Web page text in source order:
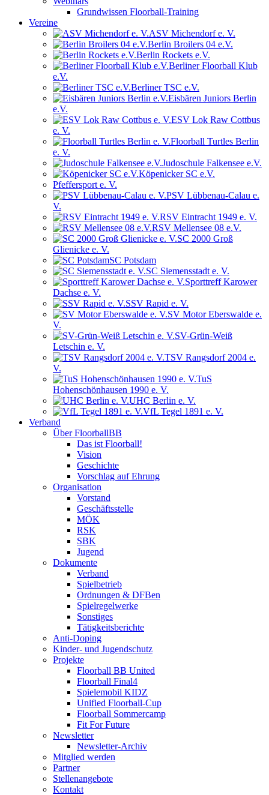
Grundwissen Floorball-Training
Vereine
ASV Michendorf e. V.
Berlin Broilers 04 e.V.
Berlin Rockets e.V.
Berliner Floorball Klub
e.V.
Berliner TSC e.V.
Eisbären Juniors Berlin
e.V.
ESV Lok Raw Cottbus
e. V.
Floorball Turtles Berlin
e. V.
Judoschule Falkensee e.V.
Köpenicker SC e.V.
Pfeffersport e. V.
PSV Lübbenau-Calau e.
V.
RSV Eintracht 1949 e. V.
RSV Mellensee 08 e.V.
SC 2000 Groß
Glienicke e. V.
SC Potsdam
SC Siemensstadt e. V.
Sporttreff Karower
Dachse e. V.
SSV Rapid e. V.
SV Motor Eberswalde e.
V.
SV-Grün-Weiß
Letschin e. V.
TSV Rangsdorf 2004 e.
V.
TuS
Hohenschönhausen 1990 e. V.
UHC Berlin e. V.
VfL Tegel 1891 e. V.
Verband
Über FloorballBB
Das ist Floorball!
Vision
Geschichte
Vorschlag auf Ehrung
Organisation
Vorstand
Geschäftsstelle
MÖK
RSK
SBK
Jugend
Dokumente
Verband
Spielbetrieb
Ordnungen & DFBen
Spielregelwerke
Sonstiges
Tätigkeitsberichte
Anti-Doping
Kinder- und Jugendschutz
Projekte
Floorball BB United
Floorball Final4
Spielemobil KIDZ
Unified Floorball-Cup
Floorball Sommercamp
Fit For Future
Newsletter
Newsletter-Archiv
Mitglied werden
Partner
Stellenangebote
Kontakt